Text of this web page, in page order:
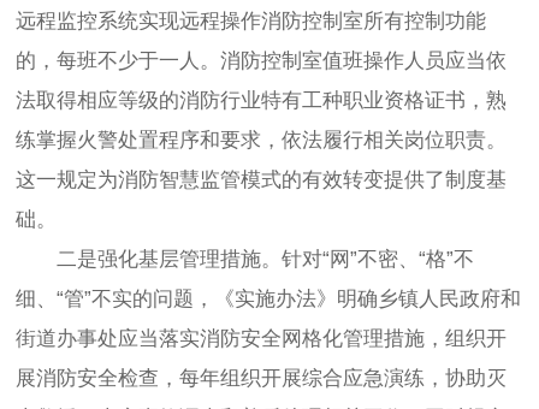
远程监控系统实现远程操作消防控制室所有控制功能
的，每班不少于一人。消防控制室值班操作人员应当依
法取得相应等级的消防行业特有工种职业资格证书，熟
练掌握火警处置程序和要求，依法履行相关岗位职责。
这一规定为消防智慧监管模式的有效转变提供了制度基
础。
二是强化基层管理措施。针对“网”不密、“格”不
细、“管”不实的问题，《实施办法》明确乡镇人民政府和
街道办事处应当落实消防安全网格化管理措施，组织开
展消防安全检查，每年组织开展综合应急演练，协助灭